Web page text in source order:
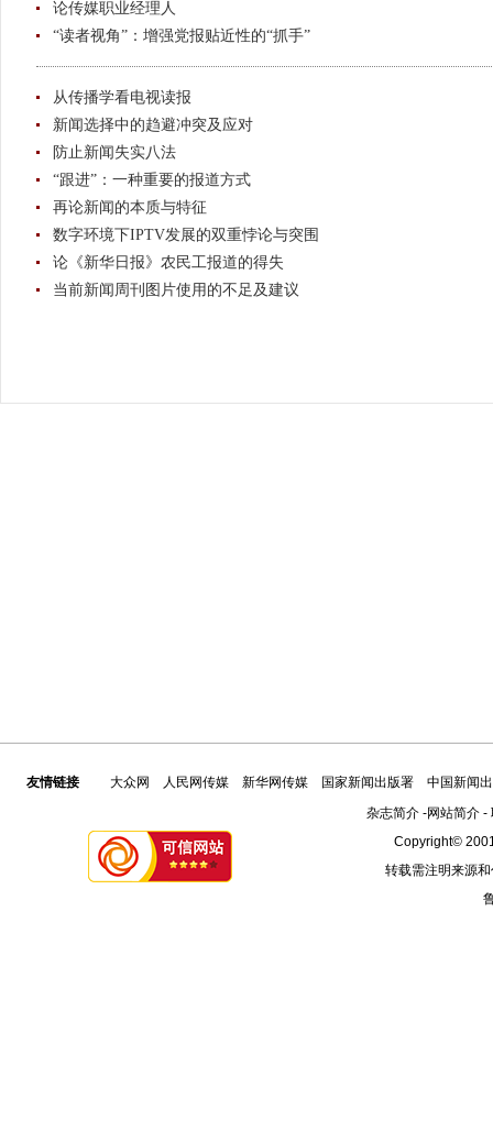
论传媒职业经理人
“读者视角”：增强党报贴近性的“抓手”
从传播学看电视读报
新闻选择中的趋避冲突及应对
防止新闻失实八法
“跟进”：一种重要的报道方式
再论新闻的本质与特征
数字环境下IPTV发展的双重悖论与突围
论《新华日报》农民工报道的得失
当前新闻周刊图片使用的不足及建议
友情链接 大众网 人民网传媒 新华网传媒 国家新闻出版署
中国新闻
杂志简介-网站简介-
Copyright©
转载需注明来源